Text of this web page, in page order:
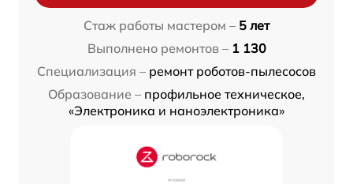
Стаж работы мастером – 5 лет
Выполнено ремонтов – 1 130
Специализация – ремонт роботов-пылесосов
Образование – профильное техническое,
«Электроника и наноэлектроника»